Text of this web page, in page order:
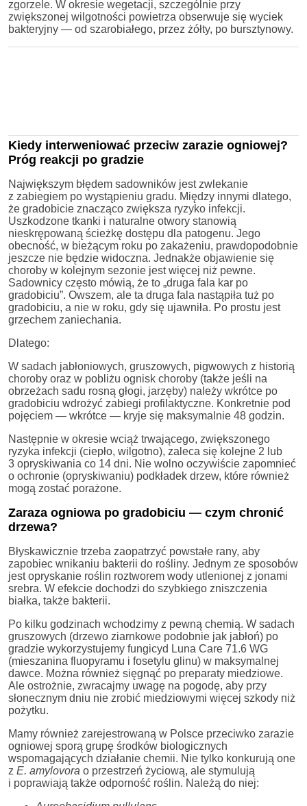
zgorzele. W okresie wegetacji, szczególnie przy
zwiększonej wilgotności powietrza obserwuje się wyciek
bakteryjny — od szarobiałego, przez żółty, po bursztynowy.
Kiedy interweniować przeciw zarazie ogniowej?
Próg reakcji po gradzie
Największym błędem sadowników jest zwlekanie
z zabiegiem po wystąpieniu gradu. Między innymi dlatego,
że gradobicie znacząco zwiększa ryzyko infekcji.
Uszkodzone tkanki i naturalne otwory stanowią
nieskrępowaną ścieżkę dostępu dla patogenu. Jego
obecność, w bieżącym roku po zakażeniu, prawdopodobnie
jeszcze nie będzie widoczna. Jednakże objawienie się
choroby w kolejnym sezonie jest więcej niż pewne.
Sadownicy często mówią, że to „druga fala kar po
gradobiciu”. Owszem, ale ta druga fala nastąpiła tuż po
gradobiciu, a nie w roku, gdy się ujawniła. Po prostu jest
grzechem zaniechania.
Dlatego:
W sadach jabłoniowych, gruszowych, pigwowych z historią
choroby oraz w pobliżu ognisk choroby (także jeśli na
obrzeżach sadu rosną głogi, jarzęby) należy wkrótce po
gradobiciu wdrożyć zabiegi profilaktyczne. Konkretnie pod
pojęciem — wkrótce — kryje się maksymalnie 48 godzin.
Następnie w okresie wciąż trwającego, zwiększonego
ryzyka infekcji (ciepło, wilgotno), zaleca się kolejne 2 lub
3 opryskiwania co 14 dni. Nie wolno oczywiście zapomnieć
o ochronie (opryskiwaniu) podkładek drzew, które również
mogą zostać porażone.
Zaraza ogniowa po gradobiciu — czym chronić
drzewa?
Błyskawicznie trzeba zaopatrzyć powstałe rany, aby
zapobiec wnikaniu bakterii do rośliny. Jednym ze sposobów
jest opryskanie roślin roztworem wody utlenionej z jonami
srebra. W efekcie dochodzi do szybkiego zniszczenia
białka, także bakterii.
Po kilku godzinach wchodzimy z pewną chemią. W sadach
gruszowych (drzewo ziarnkowe podobnie jak jabłoń) po
gradzie wykorzystujemy fungicyd Luna Care 71.6 WG
(mieszanina fluopyramu i fosetylu glinu) w maksymalnej
dawce. Można również sięgnąć po preparaty miedziowe.
Ale ostrożnie, zwracajmy uwagę na pogodę, aby przy
słonecznym dniu nie zrobić miedziowymi więcej szkody niż
pożytku.
Mamy również zarejestrowaną w Polsce przeciwko zarazie
ogniowej sporą grupę środków biologicznych
wspomagających działanie chemii. Nie tylko konkurują one
z E. amylovora o przestrzeń życiową, ale stymulują
i poprawiają także odporność roślin. Należą do niej: